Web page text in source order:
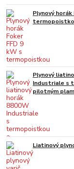
Plynový horák
Plynový
Industriale s
pilotným
Liatinový